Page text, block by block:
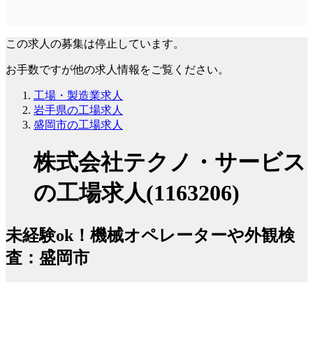
この求人の募集は停止しています。
お手数ですが他の求人情報をご覧ください。
工場・製造業求人
岩手県の工場求人
盛岡市の工場求人
株式会社テクノ・サービス
の工場求人(1163206)
未経験ok！機械オペレーターや外観検
査：盛岡市